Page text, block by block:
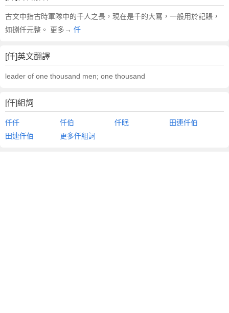
古文中指古時軍隊中的千人之長，現在是千的大寫，一般用於記賬，
如捌仟元整。 更多→ 仟
[仟]英文翻譯
leader of one thousand men; one thousand
[仟]組詞
仟仟 仟伯 仟眠
田連仟伯
田連仟佰
更多仟組詞